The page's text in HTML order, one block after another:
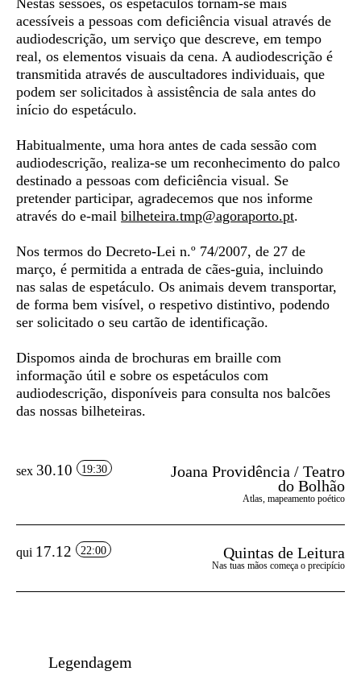
Nestas sessões, os espetáculos tornam-se mais
acessíveis a pessoas com deficiência visual através de
audiodescrição, um serviço que descreve, em tempo
real, os elementos visuais da cena. A audiodescrição é
transmitida através de auscultadores individuais, que
podem ser solicitados à assistência de sala antes do
início do espetáculo.
Habitualmente, uma hora antes de cada sessão com
audiodescrição, realiza-se um reconhecimento do palco
destinado a pessoas com deficiência visual. Se
pretender participar, agradecemos que nos informe
através do e-mail bilheteira.tmp@agoraporto.pt.
Nos termos do Decreto-Lei n.º 74/2007, de 27 de
março, é permitida a entrada de cães-guia, incluindo
nas salas de espetáculo. Os animais devem transportar,
de forma bem visível, o respetivo distintivo, podendo
ser solicitado o seu cartão de identificação.
Dispomos ainda de brochuras em braille com
informação útil e sobre os espetáculos com
audiodescrição, disponíveis para consulta nos balcões
das nossas bilheteiras.
sex 30.10 19:30
Joana Providência / Teatro
do Bolhão
Atlas, mapeamento poético
qui 17.12 22:00 Quintas de Leitura
Nas tuas mãos começa o precipício
Legendagem